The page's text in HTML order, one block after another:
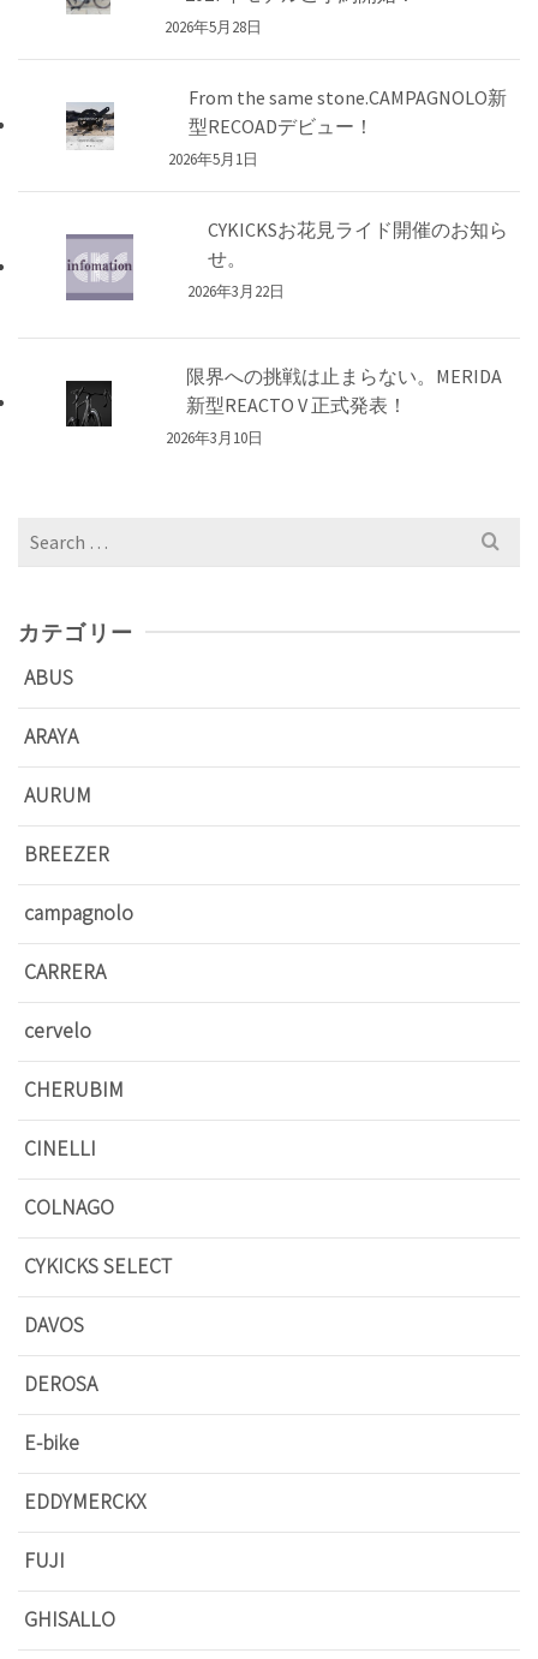
2026年5月28日
From the same stone.CAMPAGNOLO新
型RECOADデビュー！
2026年5月1日
CYKICKSお花見ライド開催のお知ら
せ。
2026年3月22日
限界への挑戦は止まらない。MERIDA
新型REACTO V 正式発表！
2026年3月10日
Search
カテゴリー
ABUS
ARAYA
AURUM
BREEZER
campagnolo
CARRERA
cervelo
CHERUBIM
CINELLI
COLNAGO
CYKICKS SELECT
DAVOS
DEROSA
E-bike
EDDYMERCKX
FUJI
GHISALLO